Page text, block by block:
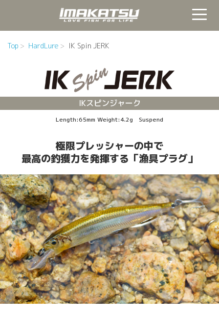
Top HardLure IK Spin JERK
IKスピンジャーク
Length:65mm Weight:4.2g Suspend
極限プレッシャーの中で
最高の釣獲力を発揮する「漁具プラグ」